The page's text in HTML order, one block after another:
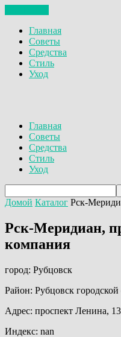
Главная
Советы
Средства
Стиль
Уход
Главная
Советы
Средства
Стиль
Уход
Домой Каталог Рск-
Рск-Меридиан,
компания
город: Рубцовск
Район: Рубцовск городской
Адрес: проспект Ленина,
Индекс: nan